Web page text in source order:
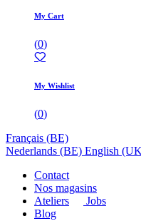
My Cart
(0)
My Wishlist
(0)
Français (BE)
Nederlands (BE) English
Contact
Nos magasins
Ateliers
Jobs
Blog